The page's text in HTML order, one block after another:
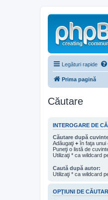
Legături rapide
Prima pagină
Căutare
INTEROGARE DE
Căutare după
Adăugaţi + în faţa unui
Puneţi o listă de
Utilizaţi * ca wildcard
Caută după autor:
Utilizaţi * ca wildcard
OPŢIUNI DE